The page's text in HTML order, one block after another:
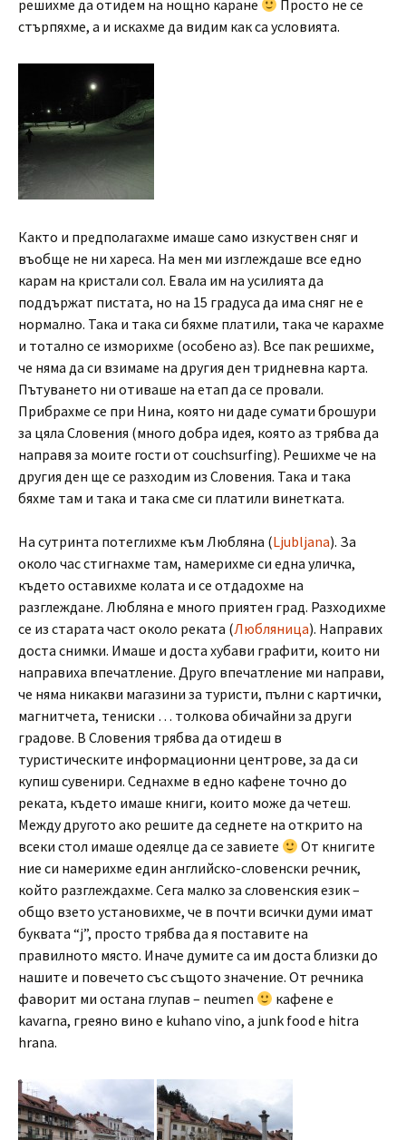
решихме да отидем на нощно каране
Просто не се
стърпяхме, а и искахме да видим как са условията.
Както и предполагахме имаше само изкуствен сняг и
въобще не ни хареса. На мен ми изглеждаше все едно
карам на кристали сол. Евала им на усилията да
поддържат пистата, но на 15 градуса да има сняг не е
нормално. Така и така си бяхме платили, така че карахме
и тотално се изморихме (особено аз). Все пак решихме,
че няма да си взимаме на другия ден тридневна карта.
Пътуването ни отиваше на етап да се провали.
Прибрахме се при Нина, която ни даде сумати брошури
за цяла Словения (много добра идея, която аз трябва да
направя за моите гости от couchsurfing). Решихме че на
другия ден ще се разходим из Словения. Така и така
бяхме там и така и така сме си платили винетката.
На сутринта потеглихме към Любляна (Ljubljana). За
около час стигнахме там, намерихме си една уличка,
където оставихме колата и се отдадохме на
разглеждане. Любляна е много приятен град. Разходихме
се из старата част около реката (Любляница). Направих
доста снимки. Имаше и доста хубави графити, които ни
направиха впечатление. Друго впечатление ми направи,
че няма никакви магазини за туристи, пълни с картички,
магнитчета, тениски … толкова обичайни за други
градове. В Словения трябва да отидеш в
туристическите информационни центрове, за да си
купиш сувенири. Седнахме в едно кафене точно до
реката, където имаше книги, които може да четеш.
Между другото ако решите да седнете на открито на
всеки стол имаше одеялце да се завиете
От книгите
ние си намерихме един английско-словенски речник,
който разглеждахме. Сега малко за словенския език –
общо взето установихме, че в почти всички думи имат
буквата “j”, просто трябва да я поставите на
правилното място. Иначе думите са им доста близки до
нашите и повечето със същото значение. От речника
фаворит ми остана глупав – neumen
кафене е
kavarna, греяно вино е kuhano vino, а junk food е hitra
hrana.